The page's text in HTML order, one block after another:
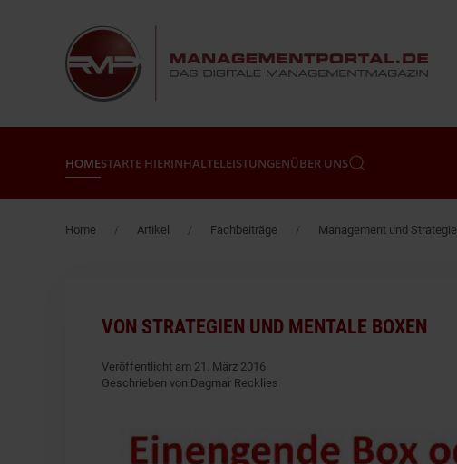
Zum Hauptinhalt springen
HOMESTARTE HIERINHALTELEISTUNGENÜBER UNS
Home Artikel Fachbeiträge Management und Strategie
VON STRATEGIEN UND MENTALE BOXEN
Veröffentlicht am 21. März 2016
Geschrieben von Dagmar Recklies